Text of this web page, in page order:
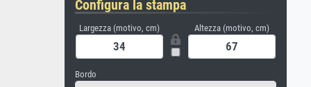
Configura la stampa
Largezza (motivo, cm) Altezza (motivo, cm)
Bordo